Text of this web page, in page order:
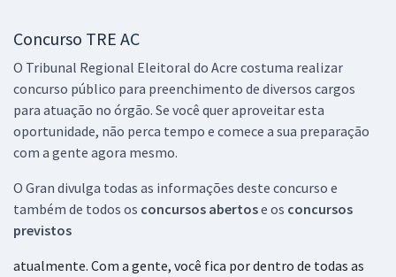
Concurso TRE AC
O Tribunal Regional Eleitoral do Acre costuma realizar
concurso público para preenchimento de diversos cargos
para atuação no órgão. Se você quer aproveitar esta
oportunidade, não perca tempo e comece a sua preparação
com a gente agora mesmo.
O Gran divulga todas as informações deste concurso e
também de todos os concursos abertose os concursos
previstos
atualmente. Com a gente, você fica por dentro de todas as